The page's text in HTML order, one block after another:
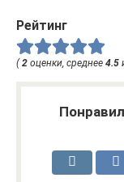
Рейтинг
( 2 оценки, среднее 4.5